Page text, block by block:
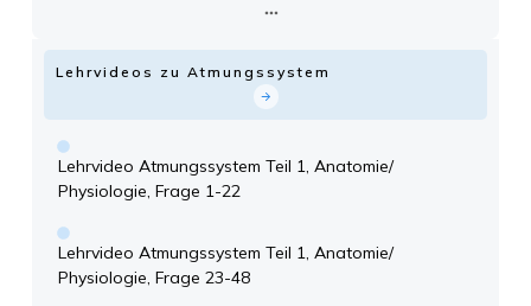
Lehrvideos zu Atmungssystem
Lehrvideo Atmungssystem Teil 1, Anatomie/
Physiologie, Frage 1-22
Lehrvideo Atmungssystem Teil 1, Anatomie/
Physiologie, Frage 23-48